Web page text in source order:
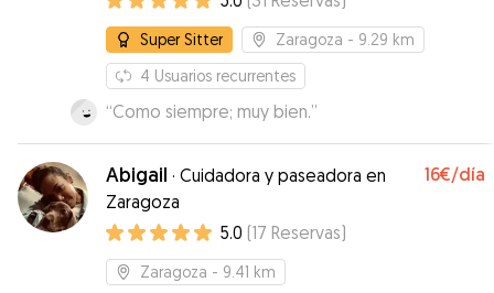
Super Sitter Zaragoza - 9.29 km
4 Usuarios recurrentes
“Como siempre; muy bien.”
Abigail · Cuidadora y paseadora en
Zaragoza
16€/día
5.0 (17 Reservas)
Zaragoza - 9.41 km